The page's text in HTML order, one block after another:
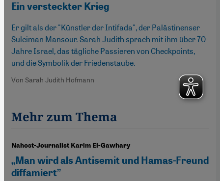
Ein versteckter Krieg
Er gilt als der "Künstler der Intifada", der Palästinenser
Suleiman Mansour. Sarah Judith sprach mit ihm über 70
Jahre Israel, das tägliche Passieren von Checkpoints,
und die Symbolik der Friedenstaube.
Von Sarah Judith Hofmann
Mehr zum Thema
Nahost-Journalist Karim El-Gawhary
„Man wird als Antisemit und Hamas-Freund
diffamiert”